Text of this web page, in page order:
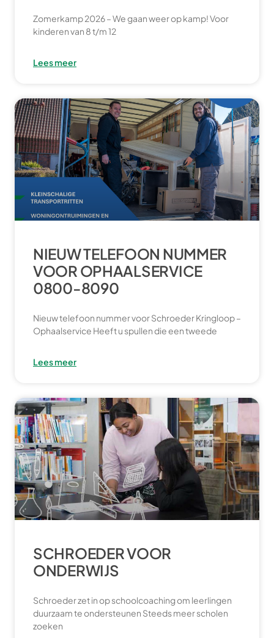
Zomerkamp 2026 – We gaan weer op kamp! Voor
kinderen van 8 t/m 12
Lees meer
NIEUW TELEFOON NUMMER
VOOR OPHAALSERVICE
0800-8090
Nieuw telefoon nummer voor Schroeder Kringloop –
Ophaalservice Heeft u spullen die een tweede
Lees meer
SCHROEDER VOOR
ONDERWIJS
Schroeder zet in op schoolcoaching om leerlingen
duurzaam te ondersteunen Steeds meer scholen
zoeken